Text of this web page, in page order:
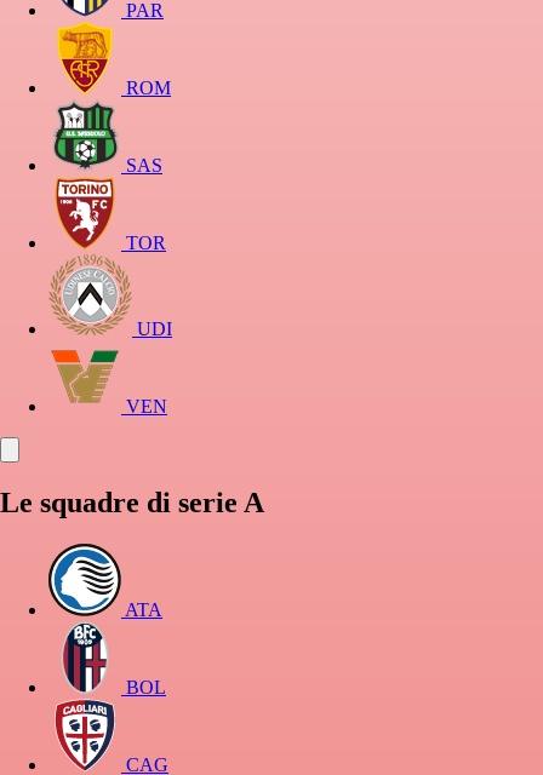
PAR
ROM
SAS
TOR
UDI
VEN
Le squadre di serie A
ATA
BOL
CAG